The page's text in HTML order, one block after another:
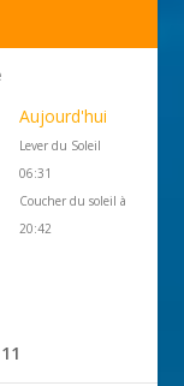
Aujourd'hui
Lever du Soleil
06:31
Coucher du soleil à
20:42